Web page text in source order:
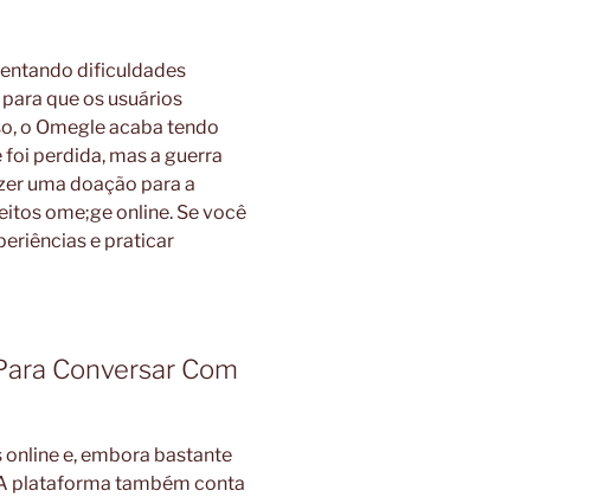
dificuldades
que os usuários
o Omegle acaba tendo
perdida, mas a guerra
uma doação para a
ome;ge online. Se você
e praticar
Conversar Com
e, embora bastante
plataforma também conta